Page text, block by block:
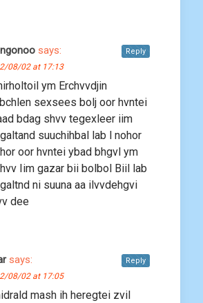
says:
08/02 at 17:13
ym Erchvvdjin
sexsees bolj oor hvntei
bdag shvv tegexleer iim
suuchihbal lab l nohor
oor hvntei ybad bhgvl ym
Iim gazar bii bolbol Biil lab
ni suuna aa ilvvdehgvi
dee
Reply
says:
08/02 at 17:05
mash ih heregtei zvil
Reply